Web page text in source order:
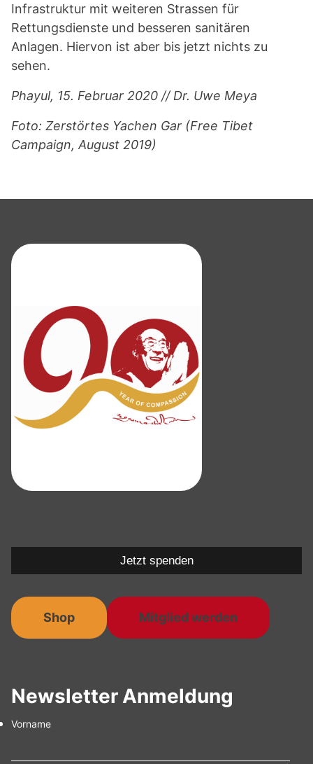
Infrastruktur mit weiteren Strassen für
Rettungsdienste und besseren sanitären
Anlagen. Hiervon ist aber bis jetzt nichts zu
sehen.
Phayul, 15. Februar 2020 // Dr. Uwe Meya
Foto: Zerstörtes Yachen Gar (Free Tibet
Campaign, August 2019)
Shop Mitglied werden
Newsletter Anmeldung
Vorname
Jetzt spenden